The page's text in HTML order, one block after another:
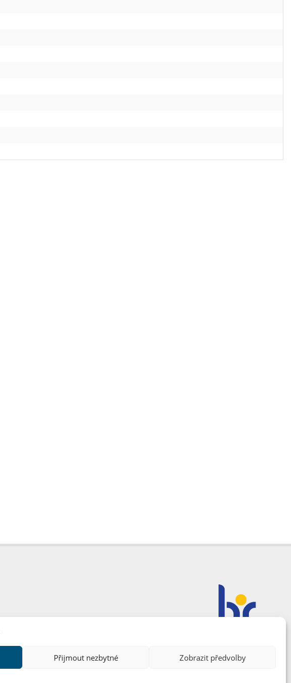
Přijmout nezbytné Zobrazit předvolby